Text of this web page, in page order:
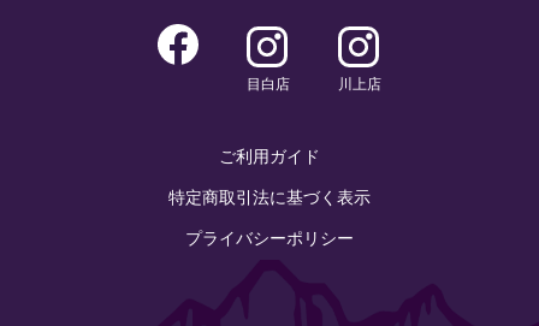
目白店 川上店
ご利用ガイド
特定商取引法に基づく表示
プライバシーポリシー